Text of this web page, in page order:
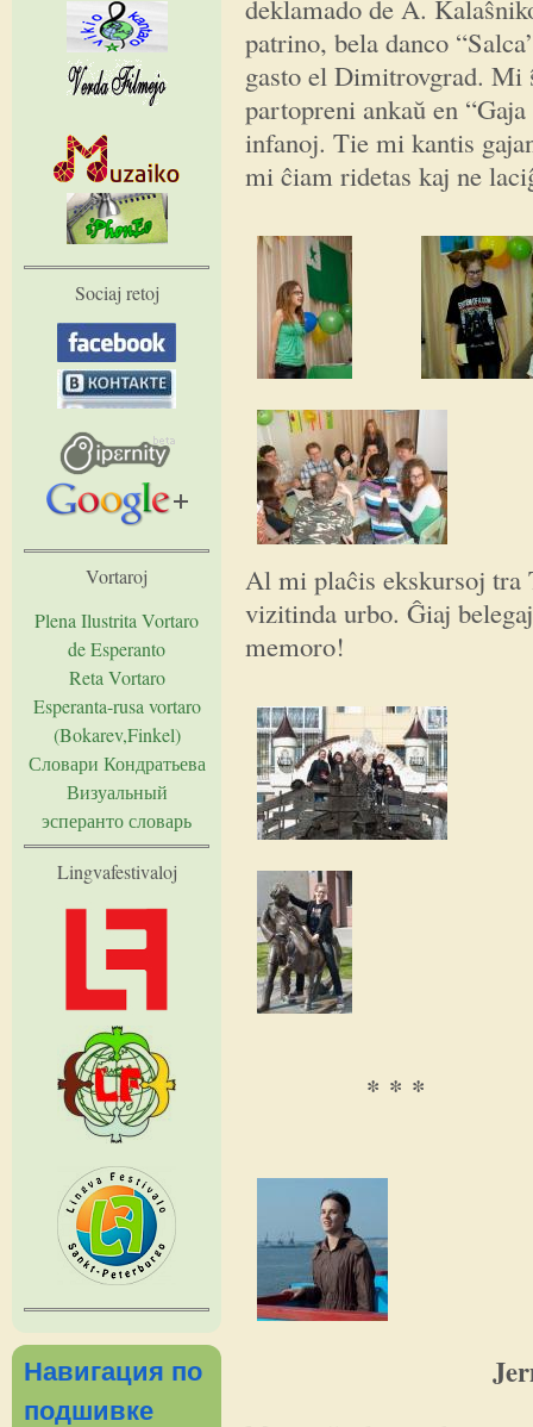
deklamado de A.
patrino, bela danco
gasto el Dimitrovgrad. Mi
partopreni ankaŭ en
infanoj. Tie mi kantis
mi ĉiam ridetas kaj ne
Al mi plaĉis ekskursoj tra
vizitinda urbo. Ĝiaj
memoro!
* * *
Sociaj retoj
Vortaroj
Plena Ilustrita Vortaro
de Esperanto
Reta Vortaro
Esperanta-rusa vortaro
(Bokarev,Finkel)
Словари Кондратьева
Визуальный
эсперанто словарь
Lingvafestivaloj
Навигация по
подшивке